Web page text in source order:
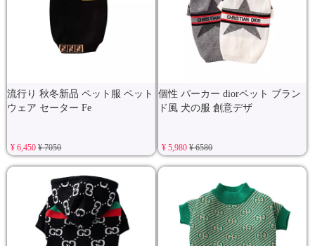
流行り 秋冬新品 ペット服 ペット
ウェア セーター Fe
¥ 6,450¥ 7050
個性 パーカー diorペット ブラン
ド風 犬の服 創意デザ
¥ 5,980¥ 6580